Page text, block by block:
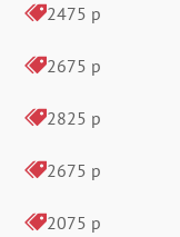
2475 р
2675 р
2825 р
2675 р
2075 р